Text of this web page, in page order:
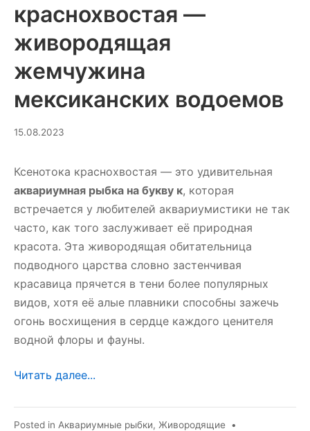
краснохвостая —
живородящая
жемчужина
мексиканских водоемов
15.08.2023
Ксенотока краснохвостая — это удивительная
аквариумная рыбка на букву к, которая
встречается у любителей аквариумистики не так
часто, как того заслуживает её природная
красота. Эта живородящая обитательница
подводного царства словно застенчивая
красавица прячется в тени более популярных
видов, хотя её алые плавники способны зажечь
огонь восхищения в сердце каждого ценителя
водной флоры и фауны.
Читать далее...
Posted in Аквариумные рыбки, Живородящие •